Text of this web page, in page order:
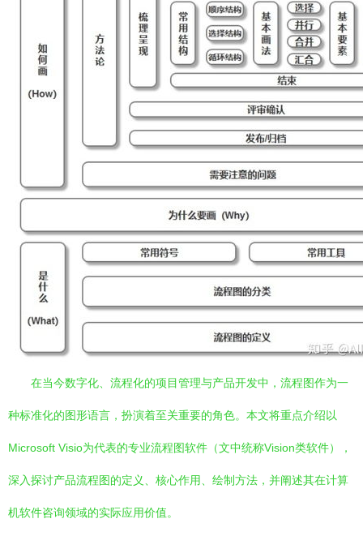
在当今数字化、流程化的项目管理与产品开发中，流程图作为一
种标准化的图形语言，扮演着至关重要的角色。本文将重点介绍以
Microsoft Visio为代表的专业流程图软件（文中统称Vision类软件），
深入探讨产品流程图的定义、核心作用、绘制方法，并阐述其在计算
机软件咨询领域的实际应用价值。